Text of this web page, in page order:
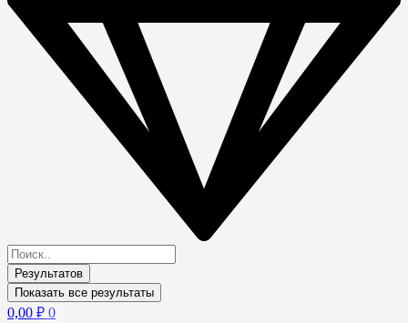
Результатов
Показать все результаты
0,00 ₽ 0